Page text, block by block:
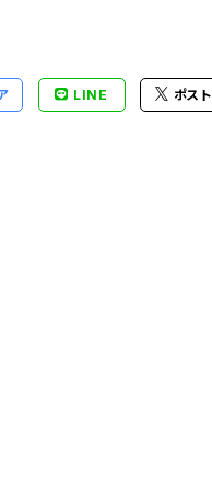
LINE ポスト